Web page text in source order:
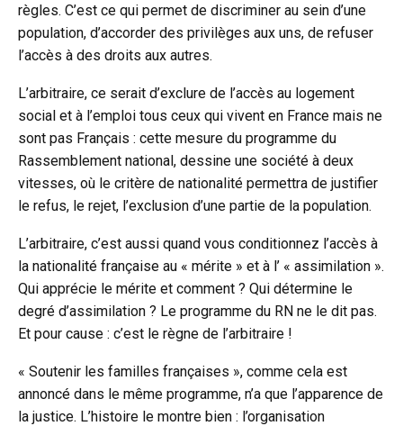
règles. C’est ce qui permet de discriminer au sein d’une
population, d’accorder des privilèges aux uns, de refuser
l’accès à des droits aux autres.
L’arbitraire, ce serait d’exclure de l’accès au logement
social et à l’emploi tous ceux qui vivent en France mais ne
sont pas Français : cette mesure du programme du
Rassemblement national, dessine une société à deux
vitesses, où le critère de nationalité permettra de justifier
le refus, le rejet, l’exclusion d’une partie de la population.
L’arbitraire, c’est aussi quand vous conditionnez l’accès à
la nationalité française au « mérite » et à l’ « assimilation ».
Qui apprécie le mérite et comment ? Qui détermine le
degré d’assimilation ? Le programme du RN ne le dit pas.
Et pour cause : c’est le règne de l’arbitraire !
« Soutenir les familles françaises », comme cela est
annoncé dans le même programme, n’a que l’apparence de
la justice. L’histoire le montre bien : l’organisation